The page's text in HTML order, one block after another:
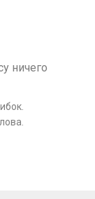
ничего